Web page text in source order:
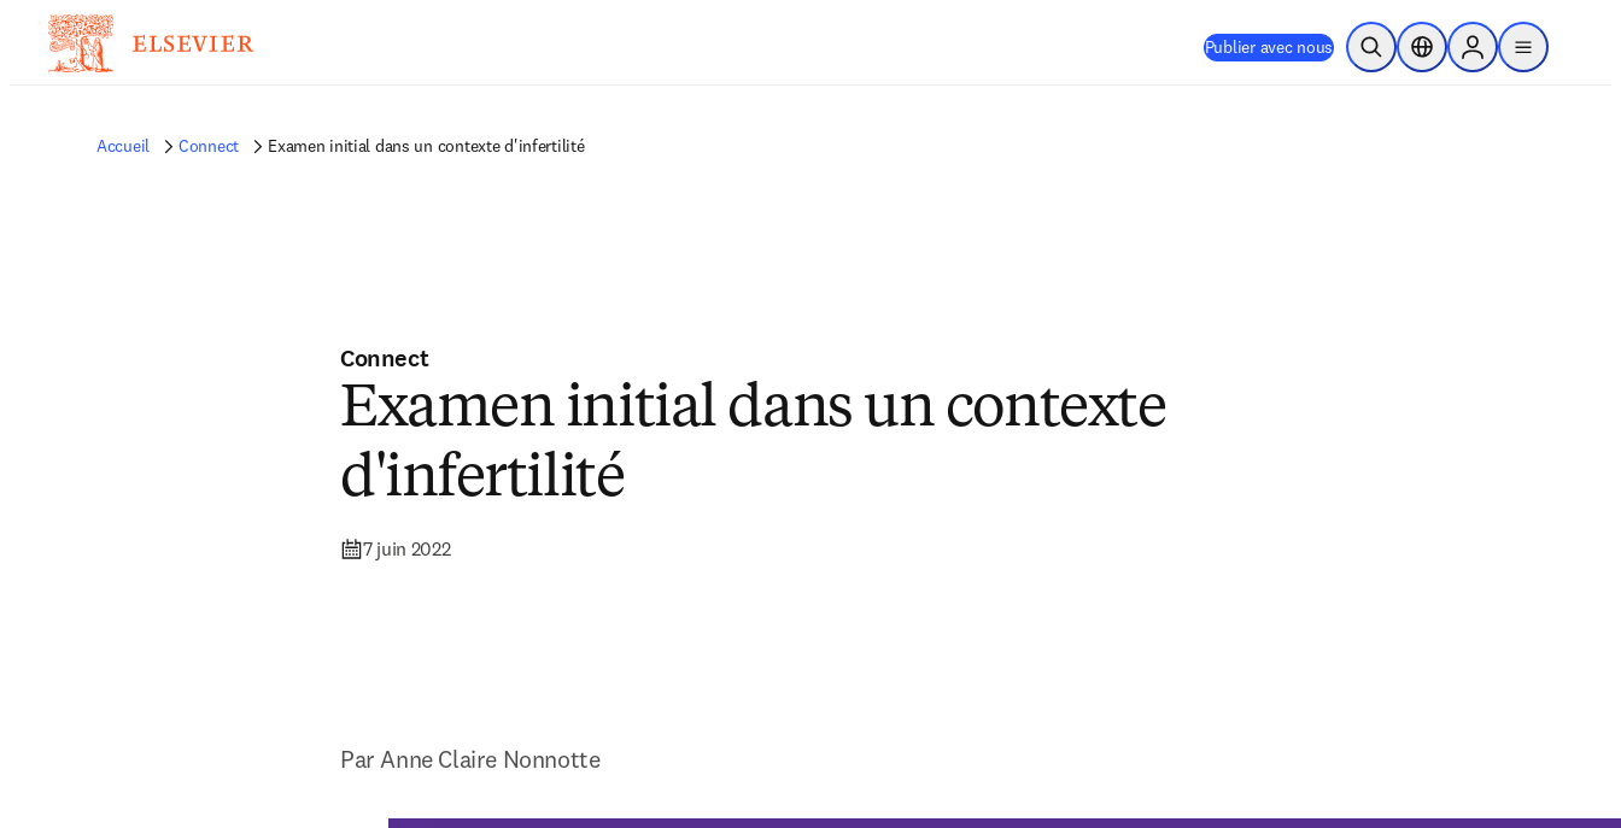
Publier avec nous Ouvrir la recherche
Sélecteur de localisation
Sign in to products
menu
Accueil Connect Examen initial dans un contexte d'infertilité
Connect
Examen initial dans un contexte
d'infertilité
7 juin 2022
Par Anne Claire Nonnotte